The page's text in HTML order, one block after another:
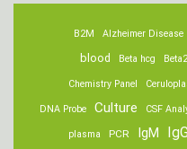
Alzheimer Disease
B2M
Beta hcg
blood
Chemistry Panel
CSF
Culture
DNA Probe
IgG
IgM
PCR
plasma